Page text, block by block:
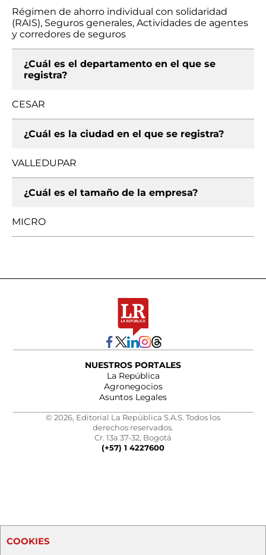
Régimen de ahorro individual con solidaridad
(RAIS), Seguros generales, Actividades de agentes
y corredores de seguros
¿Cuál es el departamento en el que se
registra?
CESAR
¿Cuál es la ciudad en el que se registra?
VALLEDUPAR
¿Cuál es el tamaño de la empresa?
MICRO
NUESTROS PORTALES
La República
Agronegocios
Asuntos Legales
© 2026, Editorial La República S.A.S. Todos los
derechos reservados.
Cr. 13a 37-32, Bogotá
(+57) 1 4227600
COOKIES